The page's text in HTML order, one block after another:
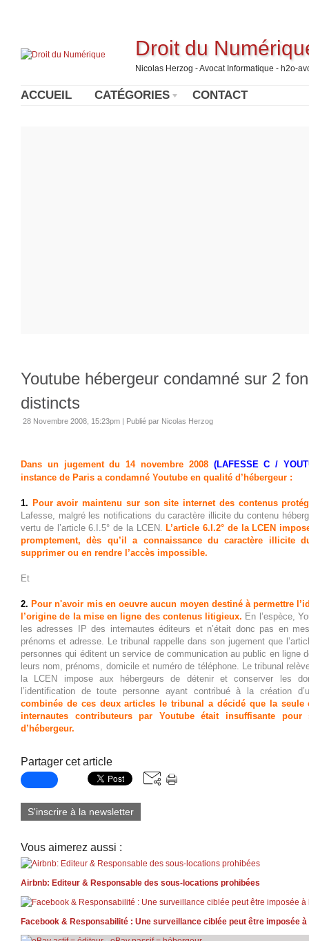
Droit du
Nicolas Herzog - Avocat Informatique - h2o-
ACCUEIL CATÉGORIES CONTACT
Youtube hébergeur condamné sur 2
distincts
28 Novembre 2008, 15:23pm | Publié par Nicolas Herzog
Dans un jugement du 14 novembre 2008 (LAFESSE C /
instance de Paris a condamné Youtube en qualité d’hébergeur :
1. Pour avoir maintenu sur son site internet des contenus
Lafesse, malgré les notifications du caractère illicite du contenu
vertu de l’article 6.I.5° de la LCEN. L’article 6.I.2° de la LCEN
promptement, dès qu’il a connaissance du caractère illicite
supprimer ou en rendre l’accès impossible.
Et
2. Pour n'avoir mis en oeuvre aucun moyen destiné à permettre
l’origine de la mise en ligne des contenus litigieux. En l’espèce,
les adresses IP des internautes éditeurs et n’était donc pas en
prénoms et adresse. Le tribunal rappelle dans son jugement que
personnes qui éditent un service de communication au public en ligne
leurs nom, prénoms, domicile et numéro de téléphone. Le tribunal
la LCEN impose aux hébergeurs de détenir et conserver les
l’identification de toute personne ayant contribué à la création
combinée de ces deux articles le tribunal a décidé que la seule
internautes contributeurs par Youtube était insuffisante
d’hébergeur.
Partager cet article
S'inscrire à la newsletter
Vous aimerez aussi :
Airbnb: Editeur & Responsable des sous-locations prohibées
Facebook & Responsabilité : Une surveillance ciblée peut être imposée à